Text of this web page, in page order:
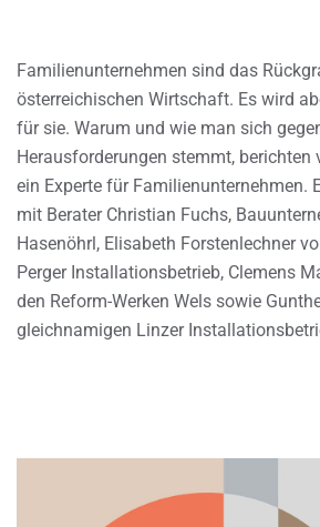
Familienunternehmen sind das
österreichischen Wirtschaft. Es wird
für sie. Warum und wie man sich
Herausforderungen stemmt, berichten
ein Experte für Familienunternehmen.
mit Berater Christian Fuchs,
Hasenöhrl, Elisabeth Forstenlechner
Perger Installationsbetrieb, Clemens
den Reform-Werken Wels sowie
gleichnamigen Linzer